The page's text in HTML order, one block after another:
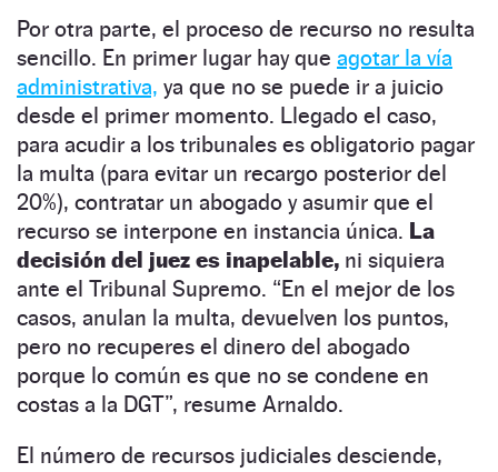
Por otra parte, el proceso de recurso no resulta
sencillo. En primer lugar hay que agotar la vía
administrativa, ya que no se puede ir a juicio
desde el primer momento. Llegado el caso,
para acudir a los tribunales es obligatorio pagar
la multa (para evitar un recargo posterior del
20%), contratar un abogado y asumir que el
recurso se interpone en instancia única. La
decisión del juez es inapelable, ni siquiera
ante el Tribunal Supremo. “En el mejor de los
casos, anulan la multa, devuelven los puntos,
pero no recuperes el dinero del abogado
porque lo común es que no se condene en
costas a la DGT”, resume Arnaldo.
El número de recursos judiciales desciende,